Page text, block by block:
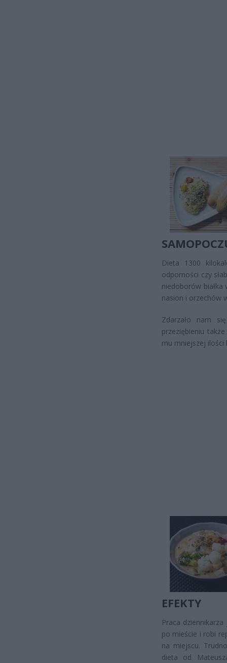
Dieta 1300
odporności czy
niedoborów
nasion i orzechów
Zdarzało nam
przeziębieniu
mu mniejszej ilości
EFEKTY
Praca
po mieście i robi
na miejscu.
dieta od